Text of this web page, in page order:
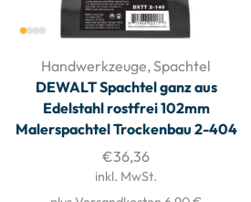
Handwerkzeuge,Spachtel
DEWALT Spachtel ganz aus
Edelstahl rostfrei 102mm
Malerspachtel Trockenbau 2-404
€36,36
inkl. MwSt.